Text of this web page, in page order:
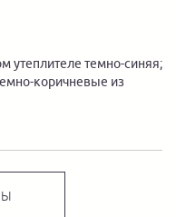
утеплителе темно-синяя;
коричневые из